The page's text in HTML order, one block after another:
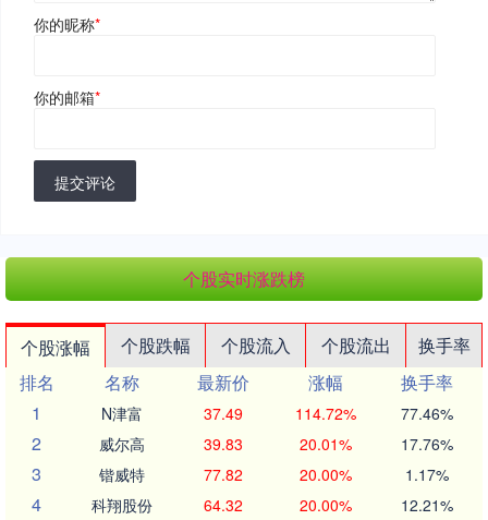
你的昵称*
你的邮箱*
提交评论
个股实时涨跌榜
个股涨幅 个股跌幅 个股流入 个股流出
换手率
排名
名称 最新价 涨幅
换手率
1
N津富 37.49 114.72% 77.46%
2 威尔高 39.83 20.01% 17.76%
3 锴威特 77.82 20.00% 1.17%
4 科翔股份 64.32 20.00% 12.21%